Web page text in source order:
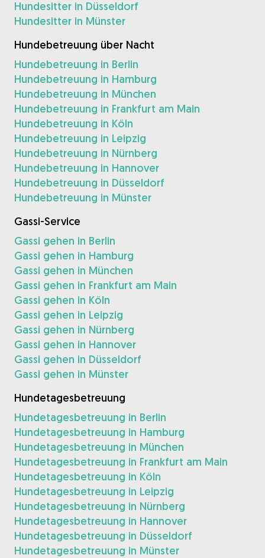
Hundesitter in Düsseldorf
Hundesitter in Münster
Hundebetreuung über Nacht
Hundebetreuung in Berlin
Hundebetreuung in Hamburg
Hundebetreuung in München
Hundebetreuung in Frankfurt am Main
Hundebetreuung in Köln
Hundebetreuung in Leipzig
Hundebetreuung in Nürnberg
Hundebetreuung in Hannover
Hundebetreuung in Düsseldorf
Hundebetreuung in Münster
Gassi-Service
Gassi gehen in Berlin
Gassi gehen in Hamburg
Gassi gehen in München
Gassi gehen in Frankfurt am Main
Gassi gehen in Köln
Gassi gehen in Leipzig
Gassi gehen in Nürnberg
Gassi gehen in Hannover
Gassi gehen in Düsseldorf
Gassi gehen in Münster
Hundetagesbetreuung
Hundetagesbetreuung in Berlin
Hundetagesbetreuung in Hamburg
Hundetagesbetreuung in München
Hundetagesbetreuung in Frankfurt am Main
Hundetagesbetreuung in Köln
Hundetagesbetreuung in Leipzig
Hundetagesbetreuung in Nürnberg
Hundetagesbetreuung in Hannover
Hundetagesbetreuung in Düsseldorf
Hundetagesbetreuung in Münster